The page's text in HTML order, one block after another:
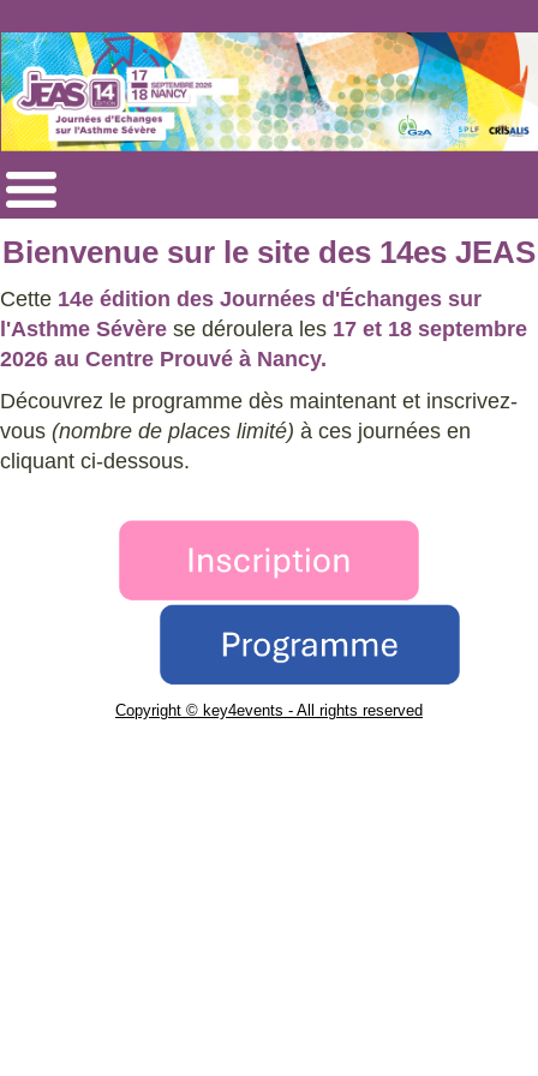
Bienvenue sur le site des 14es JEAS
Cette 14e édition des Journées d'Échanges sur
l'Asthme Sévère se déroulera les 17 et 18 septembre
2026 au Centre Prouvé à Nancy.
Découvrez le programme dès maintenant et inscrivez-
vous (nombre de places limité) à ces journées en
cliquant ci-dessous.
Copyright © key4events - All rights reserved